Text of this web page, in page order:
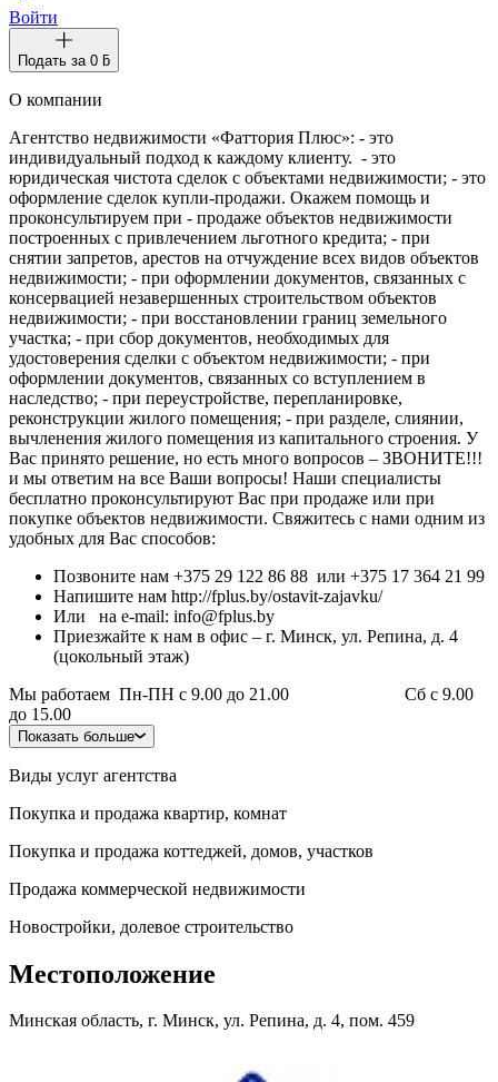
Войти
Подать за 0 ƃ
О компании
Агентство недвижимости «Фаттория Плюс»: - это
индивидуальный подход к каждому клиенту. - это
юридическая чистота сделок с объектами недвижимости; - это
оформление сделок купли-продажи. Окажем помощь и
проконсультируем при - продаже объектов недвижимости
построенных с привлечением льготного кредита; - при
снятии запретов, арестов на отчуждение всех видов объектов
недвижимости; - при оформлении документов, связанных с
консервацией незавершенных строительством объектов
недвижимости; - при восстановлении границ земельного
участка; - при сбор документов, необходимых для
удостоверения сделки с объектом недвижимости; - при
оформлении документов, связанных со вступлением в
наследство; - при переустройстве, перепланировке,
реконструкции жилого помещения; - при разделе, слиянии,
вычленения жилого помещения из капитального строения. У
Вас принято решение, но есть много вопросов – ЗВОНИТЕ!!!
и мы ответим на все Ваши вопросы! Наши специалисты
бесплатно проконсультируют Вас при продаже или при
покупке объектов недвижимости. Свяжитесь с нами одним из
удобных для Вас способов:
Позвоните нам +375 29 122 86 88 или +375 17 364 21 99
Напишите нам http://fplus.by/ostavit-zajavku/
Или на e-mail: info@fplus.by
Приезжайте к нам в офис – г. Минск, ул. Репина, д. 4
(цокольный этаж)
Мы работаем Пн-ПН с 9.00 до 21.00 Сб с 9.00
до 15.00
Показать больше
Виды услуг агентства
Покупка и продажа квартир, комнат
Покупка и продажа коттеджей, домов, участков
Продажа коммерческой недвижимости
Новостройки, долевое строительство
Местоположение
Минская область, г. Минск, ул. Репина, д. 4, пом. 459